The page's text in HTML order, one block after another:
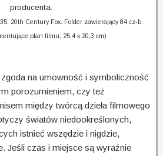
producenta.
20th Century Fox. Folder zawierający 84 cz-b.
plan filmu; 25,4 x 20,3 cm)
na umowność i symboliczność
porozumieniem, czy też
między twórcą dzieła filmowego
światów niedookreślonych,
istnieć wszędzie i nigdzie,
Jeśli czas i miejsce są wyraźnie